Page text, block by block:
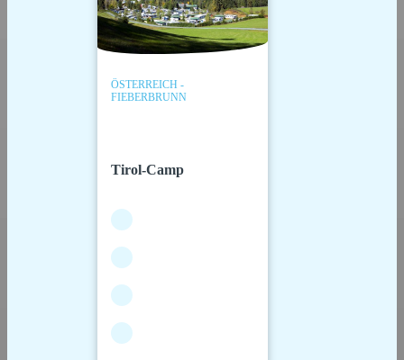
ÖSTERREICH -
FIEBERBRUNN
Tirol-Camp